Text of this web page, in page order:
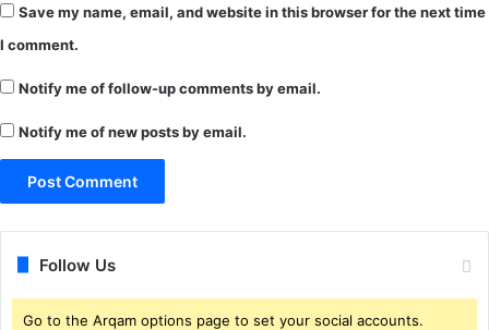
ऊ
ब
र
Save my name, email, and website in this browser for the next time
I comment.
Notify me of follow-up comments by email.
Notify me of new posts by email.
Follow Us
Go to the Arqam options page to set your social accounts.